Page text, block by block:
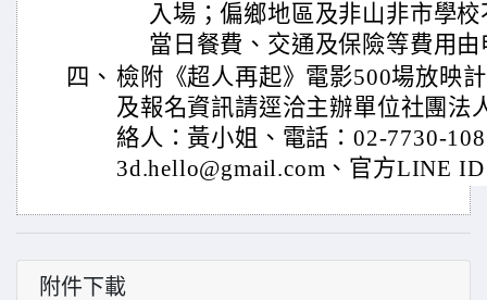
入場；偏鄉地區及非山非市學
當日餐費、交通及保險等費用
四、 檢附《超人再起》電影500場放映
及報名資訊請逕洽主辦單位社團法
絡人：黃小姐、電話：02-7730-
3d.hello@gmail.com、官方LINE
附件下載